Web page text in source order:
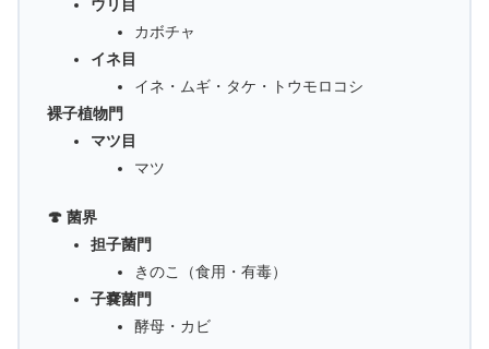
ウリ目
カボチャ
イネ目
イネ・ムギ・タケ・トウモロコシ
裸子植物門
マツ目
マツ
🍄 菌界
担子菌門
きのこ（食用・有毒）
子嚢菌門
酵母・カビ